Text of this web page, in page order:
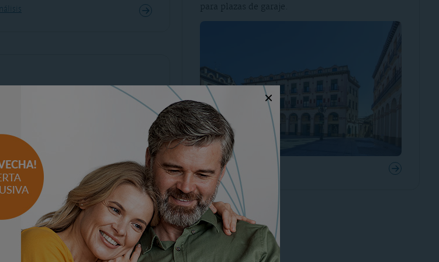
para plazas de garaje.
Consultar el análisis
vivienda y mejores
9 de enero de 2013
preferidos para vivir en Huesca,
y precios, para compra y alquiler
plazas de garaje.